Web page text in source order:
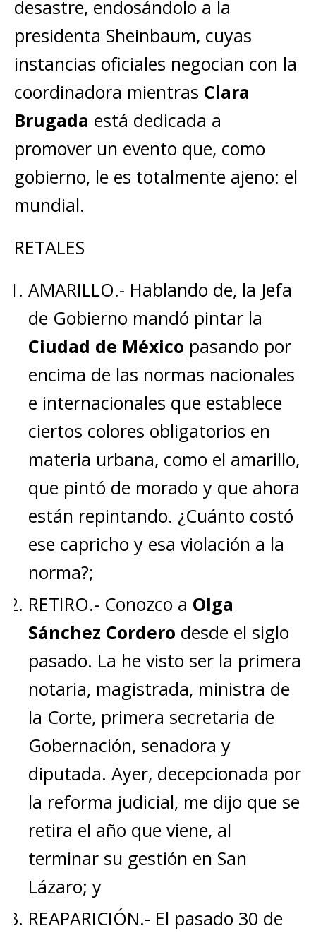
desastre, endosándolo a la
presidenta Sheinbaum, cuyas
instancias oficiales negocian con la
coordinadora mientras Clara
Brugada está dedicada a
promover un evento que, como
gobierno, le es totalmente ajeno: el
mundial.
RETALES
AMARILLO.- Hablando de, la Jefa
de Gobierno mandó pintar la
Ciudad de México pasando por
encima de las normas nacionales
e internacionales que establece
ciertos colores obligatorios en
materia urbana, como el amarillo,
que pintó de morado y que ahora
están repintando. ¿Cuánto costó
ese capricho y esa violación a la
norma?;
RETIRO.- Conozco a Olga
Sánchez Cordero desde el siglo
pasado. La he visto ser la primera
notaria, magistrada, ministra de
la Corte, primera secretaria de
Gobernación, senadora y
diputada. Ayer, decepcionada por
la reforma judicial, me dijo que se
retira el año que viene, al
terminar su gestión en San
Lázaro; y
REAPARICIÓN.- El pasado 30 de